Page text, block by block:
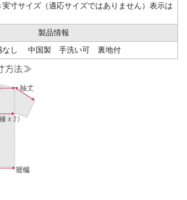
寸サイズ（適応サイズではありません）表示は
製品情報
なし 中国製 手洗い可 裏地付